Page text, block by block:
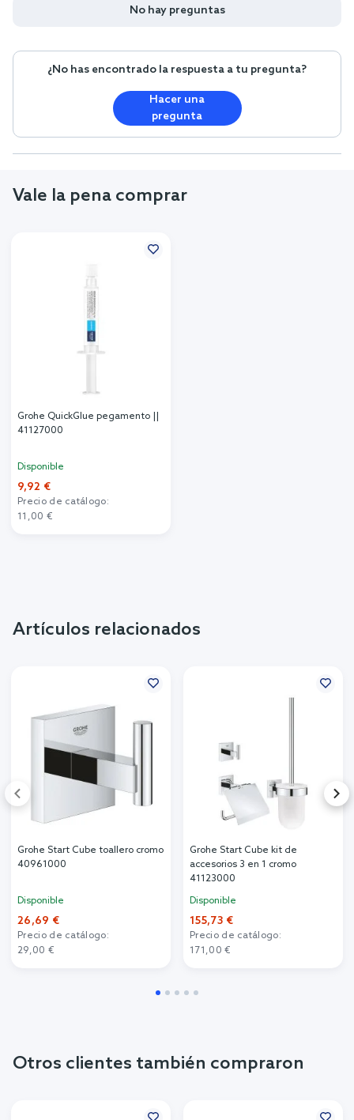
No hay preguntas
¿No has encontrado la respuesta a tu pregunta?
Hacer una
pregunta
Vale la pena comprar
Grohe QuickGlue pegamento ||
41127000
Disponible
9,92 €
Precio de catálogo:
11,00 €
Artículos relacionados
Grohe Start Cube toallero cromo
40961000
Disponible
26,69 €
Precio de catálogo:
29,00 €
Grohe Start Cube kit de
accesorios 3 en 1 cromo
41123000
Disponible
155,73 €
Precio de catálogo:
171,00 €
Otros clientes también compraron